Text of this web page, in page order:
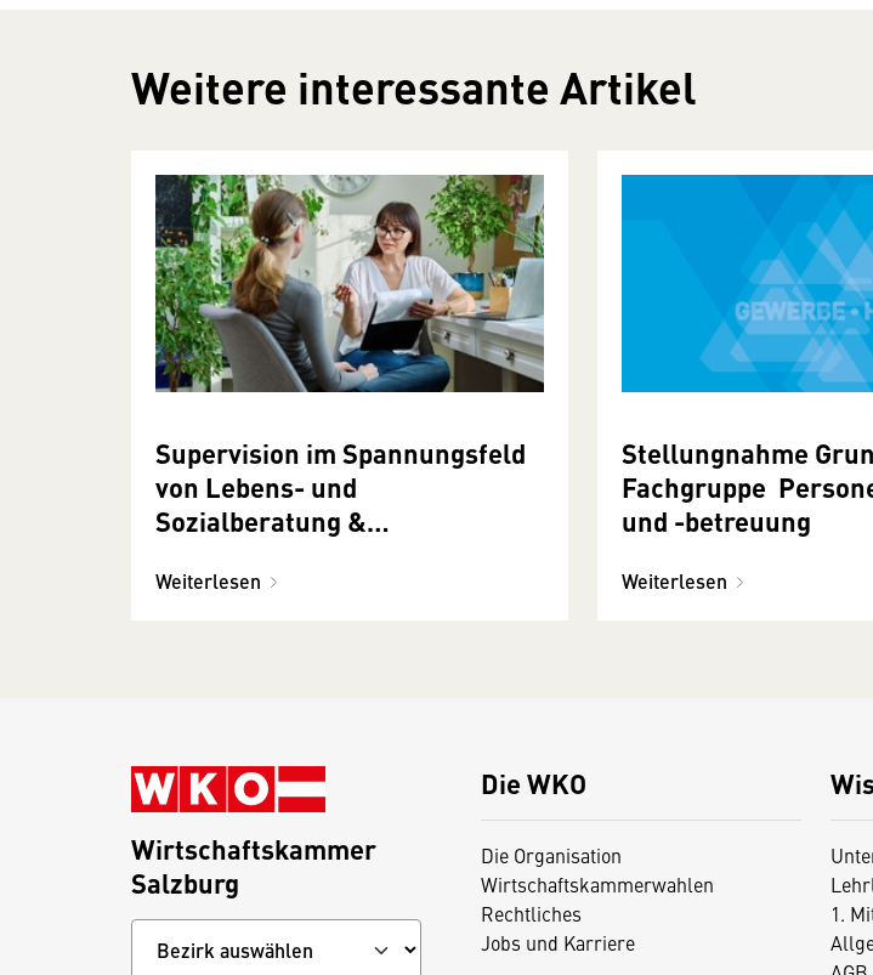
Weitere interessante Artikel
Supervision im Spannungsfeld
von Lebens- und
Sozialberatung &
gilt?
Weiterlesen
Stellungnahme
Fachgruppe
und -betreuung
Weiterlesen
Die WKO
Die Organisation
Wirtschaftskammerwahlen
Rechtliches
Jobs und Karriere
1.
Wirtschaftskammer
Salzburg